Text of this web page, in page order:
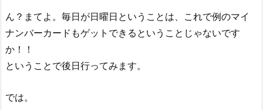
ん？まてよ。毎日が日曜日ということは、これで例のマイ
ナンバーカードもゲットできるということじゃないです
か！！
ということで後日行ってみます。
では。